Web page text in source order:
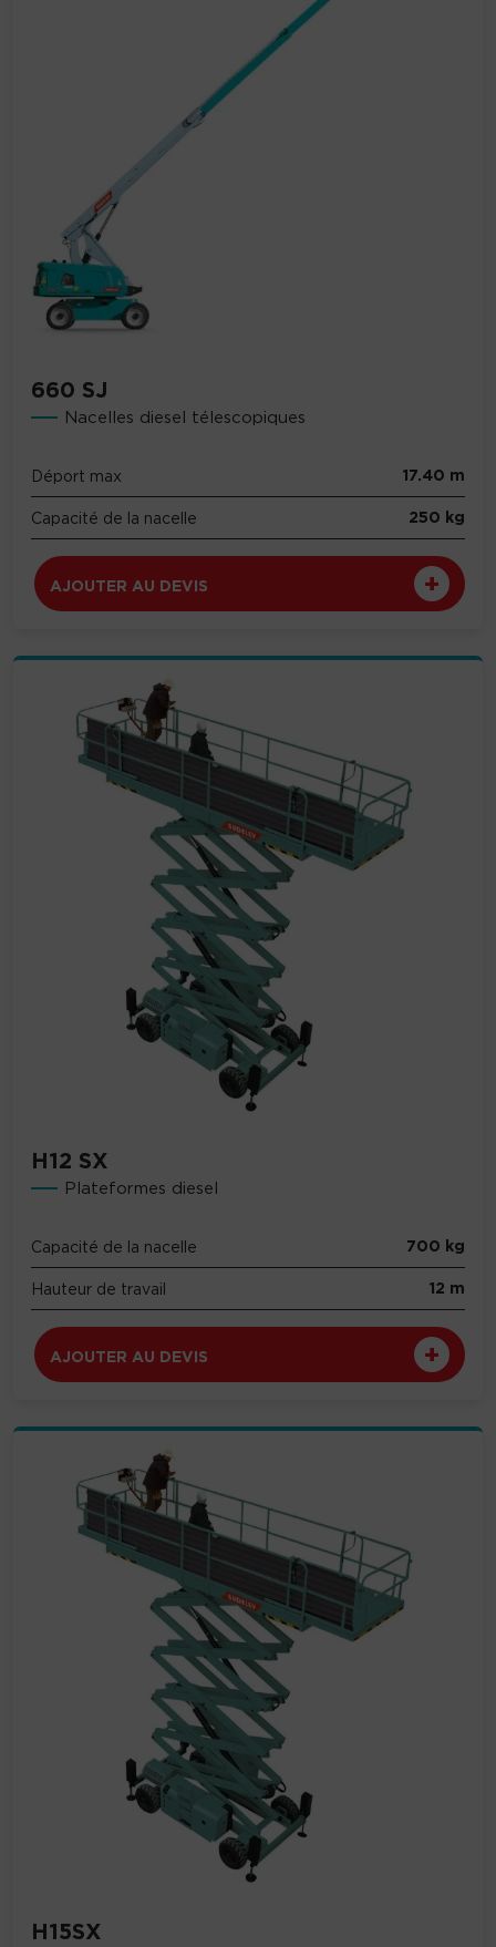
660 SJ
Nacelles diesel télescopiques
Déport max 17.40 m
Capacité de la nacelle 250 kg
AJOUTER AU DEVIS
H12 SX
Plateformes diesel
Capacité de la nacelle 700 kg
Hauteur de travail 12 m
AJOUTER AU DEVIS
H15SX